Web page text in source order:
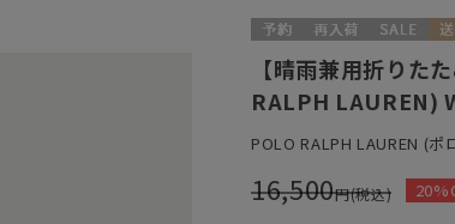
【晴雨兼用折りた
RALPH
POLO RALPH LAUREN (ポ
16,500円(税込)